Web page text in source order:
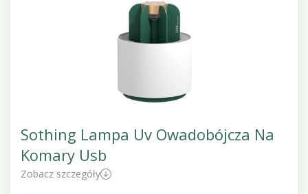
Sothing Lampa Uv Owadobójcza Na
Komary Usb
Zobacz szczegóły